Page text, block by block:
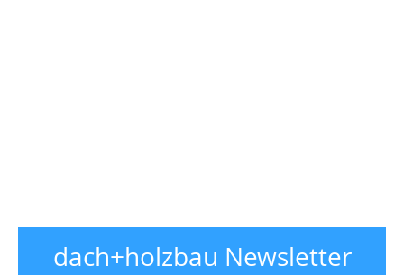
dach+holzbau Newsletter